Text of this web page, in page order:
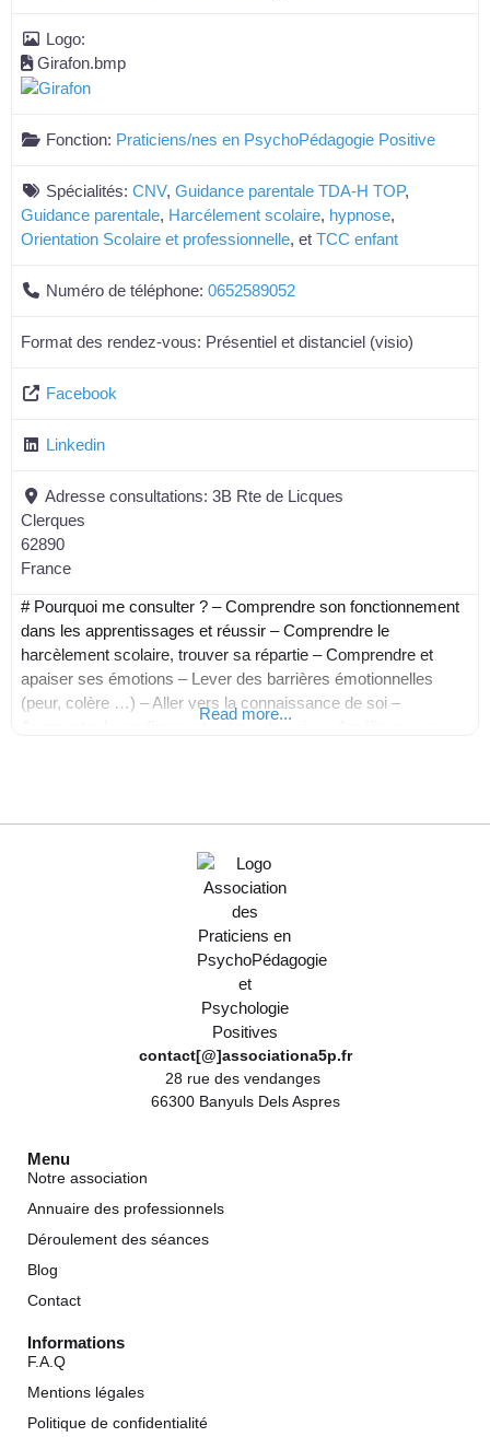
Logo:
Girafon.bmp
Fonction: Praticiens/nes en PsychoPédagogie Positive
Spécialités: CNV, Guidance parentale TDA-H TOP,
Guidance parentale, Harcélement scolaire, hypnose,
Orientation Scolaire et professionnelle, et TCC enfant
Numéro de téléphone: 0652589052
Format des rendez-vous: Présentiel et distanciel (visio)
Facebook
Linkedin
Adresse consultations: 3B Rte de Licques
Clerques
62890
France
# Pourquoi me consulter ? – Comprendre son fonctionnement
dans les apprentissages et réussir – Comprendre le
harcèlement scolaire, trouver sa répartie – Comprendre et
apaiser ses émotions – Lever des barrières émotionnelles
(peur, colère …) – Aller vers la connaissance de soi –
Read more...
contact[@]associationa5p.fr
28 rue des vendanges
66300 Banyuls Dels Aspres
Menu
Notre association
Annuaire des professionnels
Déroulement des séances
Blog
Contact
Informations
F.A.Q
Mentions légales
Politique de confidentialité